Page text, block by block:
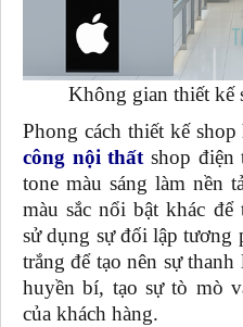
Không gian thiết kế
Phong cách thiết kế
công nội thất shop điện
tone màu sáng làm nền
màu sắc nổi bật khác
sử dụng sự đối lập tương
trắng để tạo nên sự
huyền bí, tạo sự tò mò
của khách hàng.